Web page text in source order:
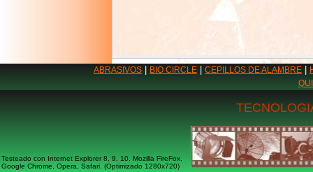
ABRASIVOS BIO CIRCLE CEPILLOS DE ALAMBRE
Testeado con Internet Explorer 8, 9, 10, Mozilla FireFox,
Google Chrome, Opera, Safari. (Optimizado 1280x720)